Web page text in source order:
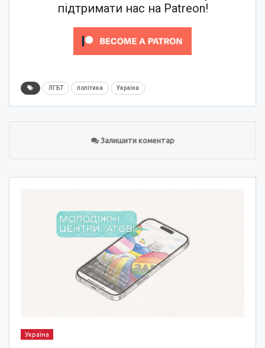
підтримати нас на Patreon!
ЛГБТ політика Україна
Залишити коментар
Україна